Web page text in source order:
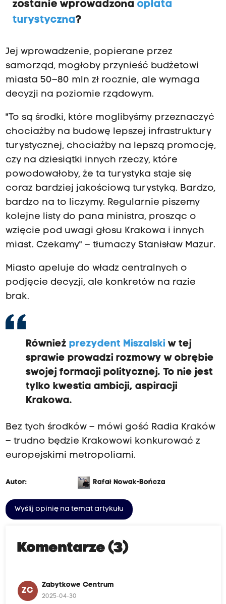
zostanie wprowadzona opłata
turystyczna?
Jej wprowadzenie, popierane przez
samorząd, mogłoby przynieść budżetowi
miasta 50–80 mln zł rocznie, ale wymaga
decyzji na poziomie rządowym.
"To są środki, które moglibyśmy przeznaczyć
chociażby na budowę lepszej infrastruktury
turystycznej, chociażby na lepszą promocję,
czy na dziesiątki innych rzeczy, które
powodowałoby, że ta turystyka staje się
coraz bardziej jakościową turystyką. Bardzo,
bardzo na to liczymy. Regularnie piszemy
kolejne listy do pana ministra, prosząc o
wzięcie pod uwagi głosu Krakowa i innych
miast. Czekamy" – tłumaczy Stanisław Mazur.
Miasto apeluje do władz centralnych o
podjęcie decyzji, ale konkretów na razie
brak.
Również prezydent Miszalskiw tej
sprawie prowadzi rozmowy w obrębie
swojej formacji politycznej. To nie jest
tylko kwestia ambicji, aspiracji
Krakowa.
Bez tych środków – mówi gość Radia Kraków
– trudno będzie Krakowowi konkurować z
europejskimi metropoliami.
Autor: Rafał Nowak-Bończa
Wyślij opinię na temat artykułu
Komentarze (3)
ZC
Zabytkowe Centrum
2025-04-30